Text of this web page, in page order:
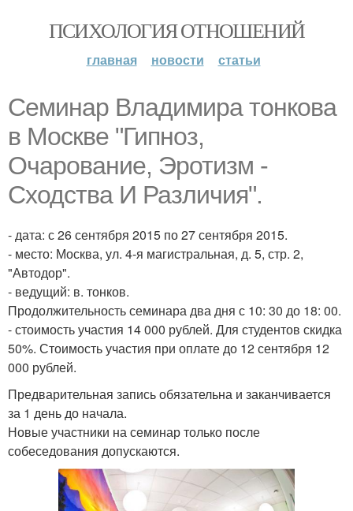
ПСИХОЛОГИЯ ОТНОШЕНИЙ
главная новости статьи
Семинар Владимира тонкова
в Москве "Гипноз,
Очарование, Эротизм -
Сходства И Различия".
- дата: с 26 сентября 2015 по 27 сентября 2015.
- место: Москва, ул. 4-я магистральная, д. 5, стр. 2,
"Автодор".
- ведущий: в. тонков.
Продолжительность семинара два дня с 10: 30 до 18: 00.
- стоимость участия 14 000 рублей. Для студентов скидка
50%. Стоимость участия при оплате до 12 сентября 12
000 рублей.
Предварительная запись обязательна и заканчивается
за 1 день до начала.
Новые участники на семинар только после
собеседования допускаются.